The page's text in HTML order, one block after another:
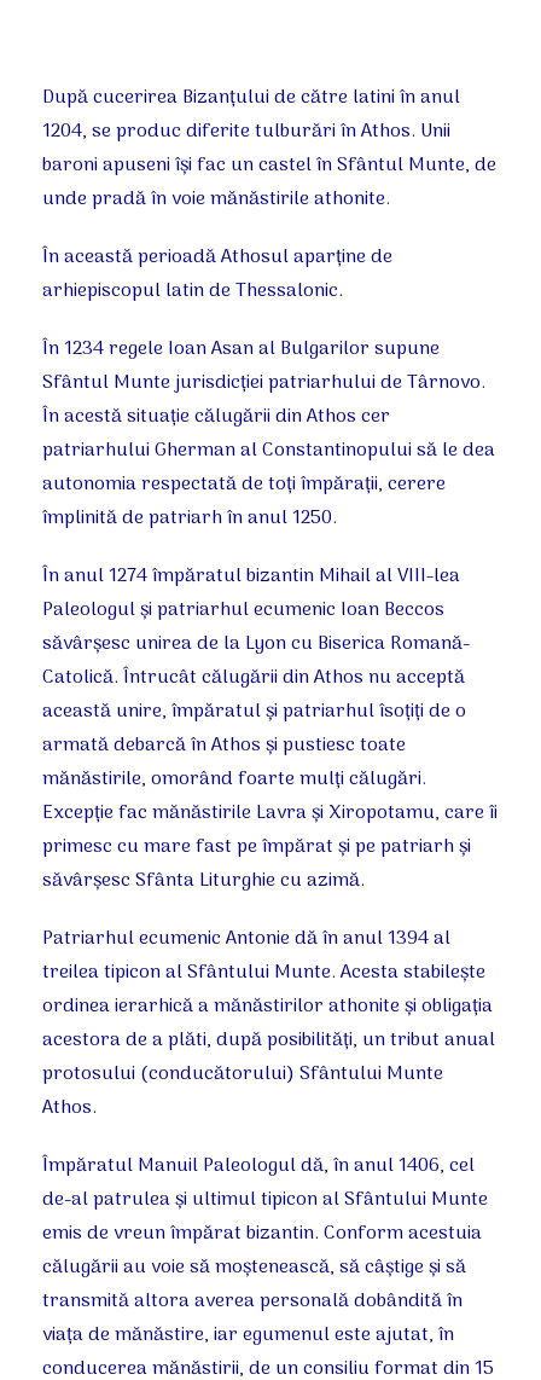
După cucerirea Bizanţului de către latini în anul
1204, se produc diferite tulburări în Athos. Unii
baroni apuseni îşi fac un castel în Sfântul Munte, de
unde pradă în voie mănăstirile athonite.
În această perioadă Athosul aparţine de
arhiepiscopul latin de Thessalonic.
În 1234 regele Ioan Asan al Bulgarilor supune
Sfântul Munte jurisdicţiei patriarhului de Târnovo.
În acestă situaţie călugării din Athos cer
patriarhului Gherman al Constantinopului să le dea
autonomia respectată de toţi împăraţii, cerere
împlinită de patriarh în anul 1250.
În anul 1274 împăratul bizantin Mihail al VIII-lea
Paleologul şi patriarhul ecumenic Ioan Beccos
săvârşesc unirea de la Lyon cu Biserica Romană-
Catolică. Întrucât călugării din Athos nu acceptă
această unire, împăratul şi patriarhul îsoţiţi de o
armată debarcă în Athos şi pustiesc toate
mănăstirile, omorând foarte mulţi călugări.
Excepţie fac mănăstirile Lavra şi Xiropotamu, care îi
primesc cu mare fast pe împărat şi pe patriarh şi
săvârşesc Sfânta Liturghie cu azimă.
Patriarhul ecumenic Antonie dă în anul 1394 al
treilea tipicon al Sfântului Munte. Acesta stabileşte
ordinea ierarhică a mănăstirilor athonite şi obligaţia
acestora de a plăti, după posibilităţi, un tribut anual
protosului (conducătorului) Sfântului Munte
Athos.
Împăratul Manuil Paleologul dă, în anul 1406, cel
de-al patrulea şi ultimul tipicon al Sfântului Munte
emis de vreun împărat bizantin. Conform acestuia
călugării au voie să moştenească, să câştige şi să
transmită altora averea personală dobândită în
viaţa de mănăstire, iar egumenul este ajutat, în
conducerea mănăstirii, de un consiliu format din 15